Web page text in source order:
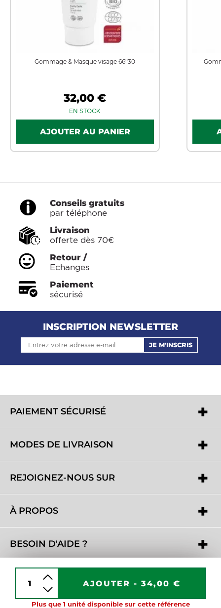
AJOUTER - 34,00 €
Plus que 1 unité disponible sur cette référence
Gommage & Masque visage 66°30
32,00 €
EN STOCK
Conseils gratuits
par téléphone
Livraison
offerte dès 70€
Retour /
Echanges
Paiement
sécurisé
INSCRIPTION NEWSLETTER
JE M'INSCRIS
PAIEMENT SÉCURISÉ
MODES DE LIVRAISON
REJOIGNEZ-NOUS SUR
À PROPOS
BESOIN D'AIDE ?